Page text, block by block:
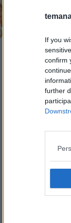
If you
confirm
further
delicioasă și